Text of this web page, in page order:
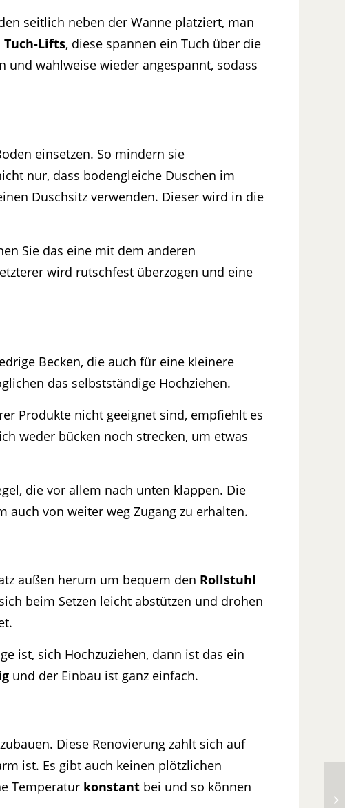
seitlich neben der Wanne platziert, man
Tuch-Lifts, diese spannen ein Tuch über die
und wahlweise wieder angespannt, sodass
einsetzen. So mindern sie
nur, dass bodengleiche Duschen im
Duschsitz verwenden. Dieser wird in die
Sie das eine mit dem anderen
wird rutschfest überzogen und eine
Becken, die auch für eine kleinere
das selbstständige Hochziehen.
Produkte nicht geeignet sind, empfiehlt es
weder bücken noch strecken, um etwas
die vor allem nach unten klappen. Die
von weiter weg Zugang zu erhalten.
außen herum um bequem den Rollstuhl
beim Setzen leicht abstützen und drohen
ist, sich Hochzuziehen, dann ist das ein
und der Einbau ist ganz einfach.
Diese Renovierung zahlt sich auf
ist. Es gibt auch keinen plötzlichen
Temperatur konstant bei und so können